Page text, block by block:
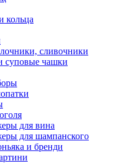
кольца
сливочники
суповые чашки
для вина
для шампанского
и бренди